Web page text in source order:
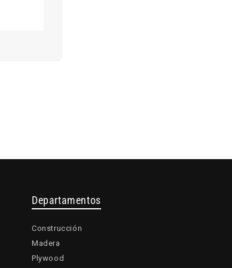
Departamentos
Construcción
Madera
Plywood